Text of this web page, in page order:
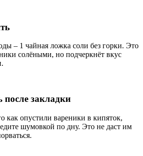
– 1 чайная ложка соли без горки. Это
солёными, но подчеркнёт вкус
закладки
как опустили вареники в кипяток,
шумовкой по дну. Это не даст им